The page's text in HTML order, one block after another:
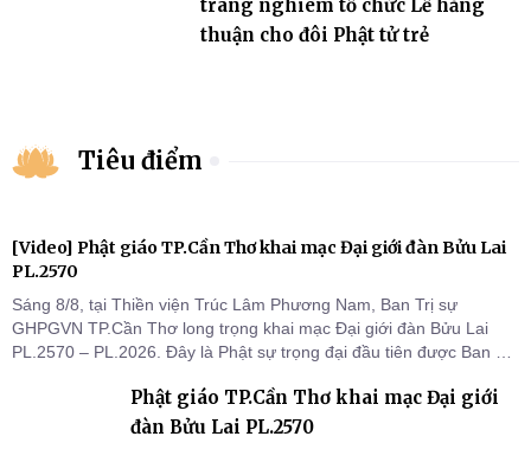
trang nghiêm tổ chức Lễ hằng
thuận cho đôi Phật tử trẻ
Tiêu điểm
[Video] Phật giáo TP.Cần Thơ khai mạc Đại giới đàn Bửu Lai
PL.2570
Sáng 8/8, tại Thiền viện Trúc Lâm Phương Nam, Ban Trị sự
GHPGVN TP.Cần Thơ long trọng khai mạc Đại giới đàn Bửu Lai
PL.2570 – PL.2026. Đây là Phật sự trọng đại đầu tiên được Ban Trị
thứ I, thể hiện sự quan tâm đối với công tác truyền giới, đào tạo
Tăng tài và tiếp nối mạng mạch Tăng-g
Phật giáo TP.Cần Thơ khai mạc Đại giới
đàn Bửu Lai PL.2570